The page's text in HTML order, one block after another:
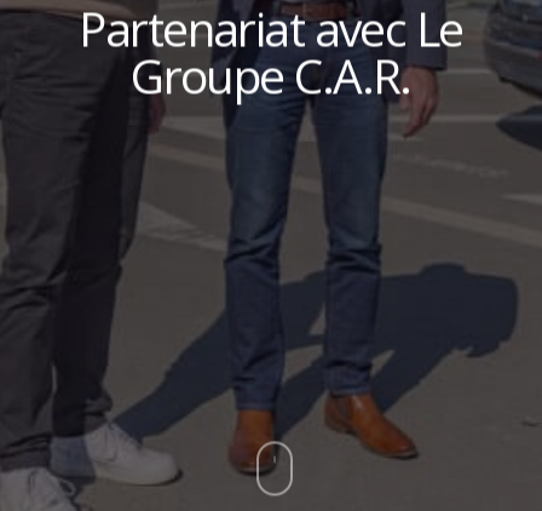
Partenariat avec Le
Groupe C.A.R.